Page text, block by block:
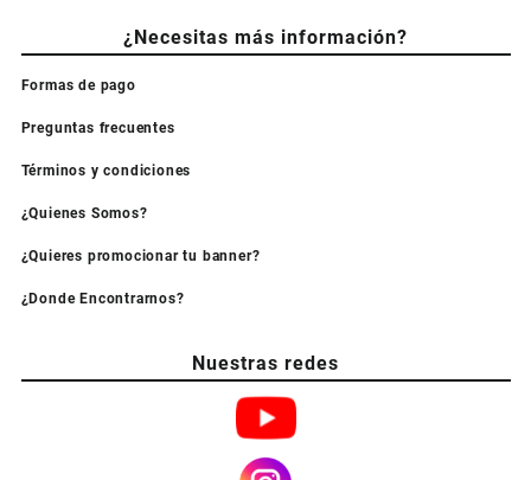
¿Necesitas más información?
Formas de pago
Preguntas frecuentes
Términos y condiciones
¿Quienes Somos?
¿Quieres promocionar tu banner?
¿Donde Encontrarnos?
Nuestras redes